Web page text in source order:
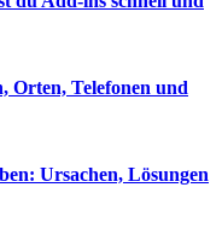
Orten, Telefonen und
Ursachen, Lösungen